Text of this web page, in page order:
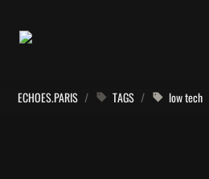
ECHOES.PARIS / TAGS / low tech